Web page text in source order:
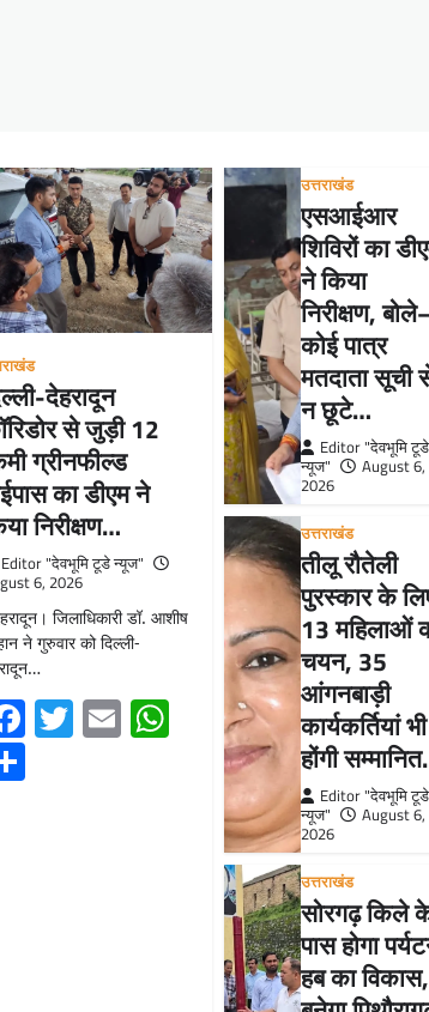
देहरादून
से जुड़ी 12
ग्रीनफील्ड
का डीएम ने
निरीक्षण…
Editor "देवभूमि टूडे न्यूज"
6, 2026
जिलाधिकारी डॉ. आशीष
ने गुरुवार को दिल्ली-
Facebook
Twitter
EmailWhatsApp
Share
उत्तराखंड
एसआईआर
शिविरों का
ने किया
निरीक्षण,
कोई पात्र
मतदाता सूची
न छूटे…
Editor "देवभूमि टूडे
न्यूज"
August 6,
2026
उत्तराखंड
तीलू रौतेली
पुरस्कार के
13 महिलाओं
चयन, 35
आंगनबाड़ी
कार्यकर्तियां भी
होंगी
Editor "देवभूमि टूडे
न्यूज"
August 6,
2026
उत्तराखंड
सोरगढ़ किले
पास होगा
हब का विकास,